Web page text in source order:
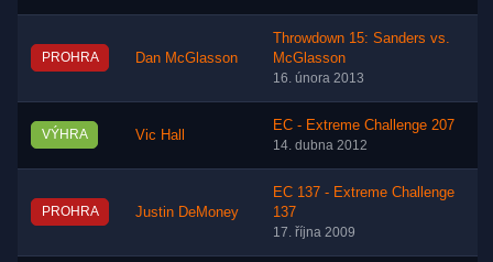
PROHRA Dan McGlasson
Throwdown 15: Sanders vs.
McGlasson
16. února 2013
VÝHRA Vic Hall
EC - Extreme Challenge 207
14. dubna 2012
PROHRA Justin DeMoney
EC 137 - Extreme Challenge
137
17. října 2009